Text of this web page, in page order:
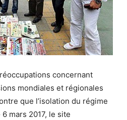
concernant
mondiales et régionales
que l’isolation du régime
mars 2017, le site